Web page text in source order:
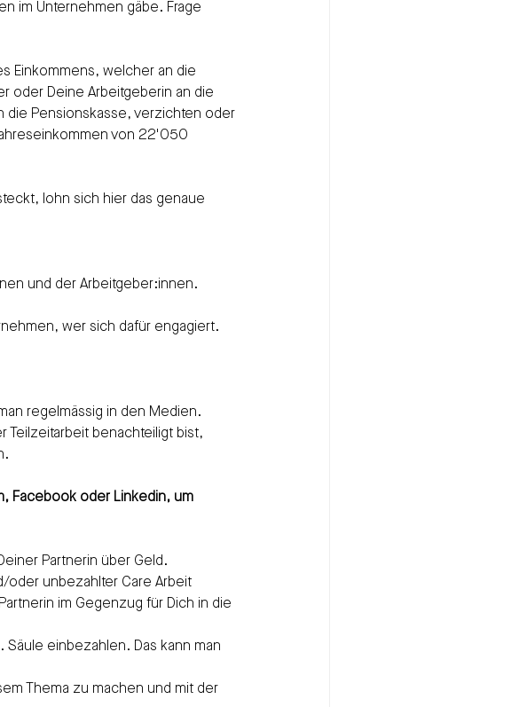
im Unternehmen gäbe. Frage
Einkommens, welcher an die
oder Deine Arbeitgeberin an die
die Pensionskasse, verzichten oder
von 22'050
lohn sich hier das genaue
und der Arbeitgeber:innen.
wer sich dafür engagiert.
regelmässig in den Medien.
Teilzeitarbeit benachteiligt bist,
Facebook oder Linkedin, um
Partnerin über Geld.
unbezahlter Care Arbeit
im Gegenzug für Dich in die
Säule einbezahlen. Das kann man
Thema zu machen und mit der